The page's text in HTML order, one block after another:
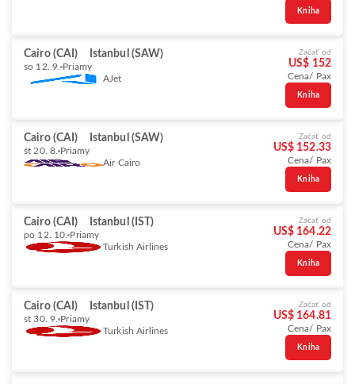
Kniha
Cairo (CAI) Istanbul (SAW)
so 12. 9. Priamy
AJet
Začať od
US$ 152
Cena/ Pax
Kniha
Cairo (CAI) Istanbul (SAW)
št 20. 8. Priamy
Air Cairo
Začať od
US$ 152.33
Cena/ Pax
Kniha
Cairo (CAI) Istanbul (IST)
po 12. 10. Priamy
Turkish Airlines
Začať od
US$ 164.22
Cena/ Pax
Kniha
Cairo (CAI) Istanbul (IST)
st 30. 9. Priamy
Turkish Airlines
Začať od
US$ 164.81
Cena/ Pax
Kniha